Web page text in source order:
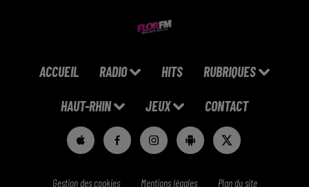
ACCUEIL RADIO HITS RUBRIQUES
HAUT-RHIN JEUX CONTACT
Gestion des cookies Mentions légales Plan du site